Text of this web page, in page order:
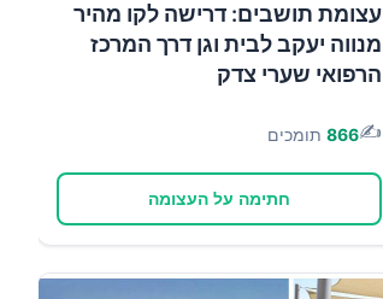
עצומת תושבים: דרישה לקו מהיר
מנווה יעקב לבית וגן דרך המרכז
הרפואי שערי צדק
✍️
866 תומכים
חתימה על העצומה